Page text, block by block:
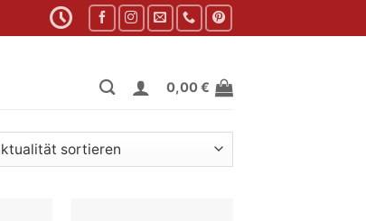
0,00€